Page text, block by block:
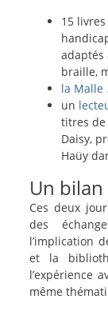
15
adaptés
braille,
la Malle
un
titres
Daisy,
Haüy
Un
Ces deux
des
l’implication
et la
l’expérience
même